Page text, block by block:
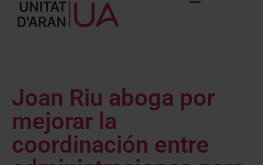
Joan Riu aboga por
mejorar la
coordinación entre